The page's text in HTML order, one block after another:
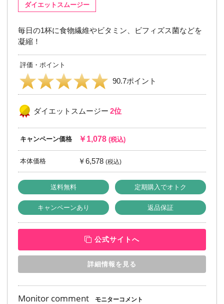
ダイエットスムージー
毎日の1杯に食物繊維やビタミン、ビフィズス菌などを
凝縮！
評価・ポイント
90.7ポイント
ダイエットスムージー 2位
キャンペーン価格 ￥1,078 (税込)
本体価格 ￥6,578 (税込)
送料無料 定期購入でオトク
キャンペーンあり 返品保証
公式サイトへ
詳細情報を見る
Monitor comment モニターコメント